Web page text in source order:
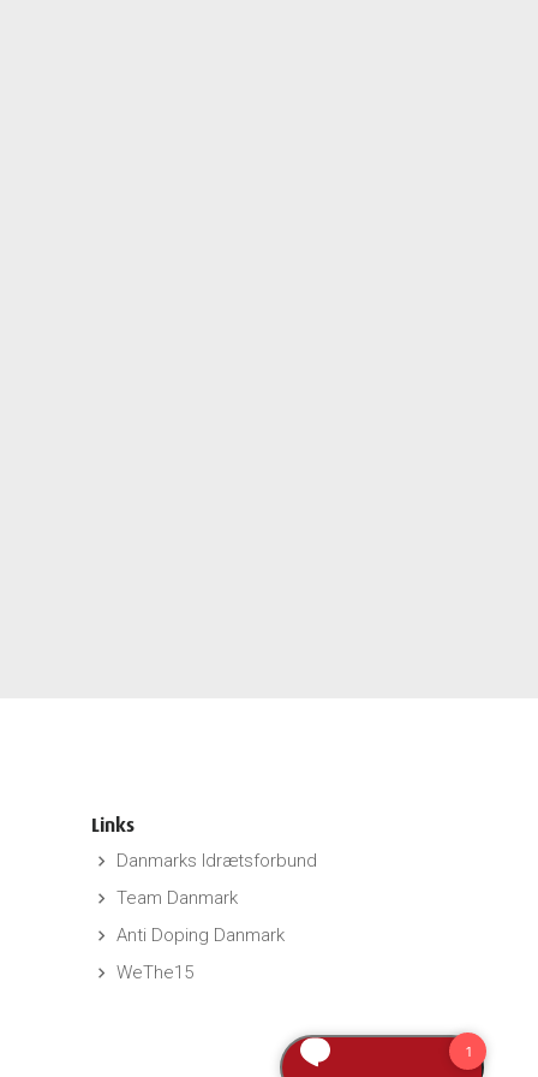
Links
keyboard_arrow_right Danmarks Idrætsforbund
keyboard_arrow_right Team Danmark
keyboard_arrow_right Anti Doping Danmark
keyboard_arrow_right WeThe15